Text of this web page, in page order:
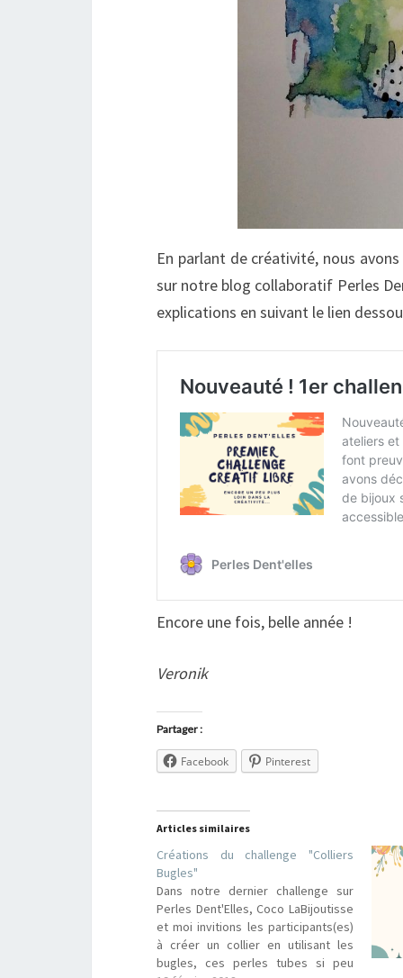
En parlant de créativité, nous
sur notre blog collaboratif Perles
explications en suivant le lien
Encore une fois, belle année !
Veronik
Partager :
Facebook Pinterest
Articles similaires
Créations du challenge "Colliers
Bugles"
Dans notre dernier challenge sur
Perles Dent'Elles, Coco LaBijoutisse
et moi invitions les participants(es)
à créer un collier en utilisant les
bugles, ces perles tubes si peu